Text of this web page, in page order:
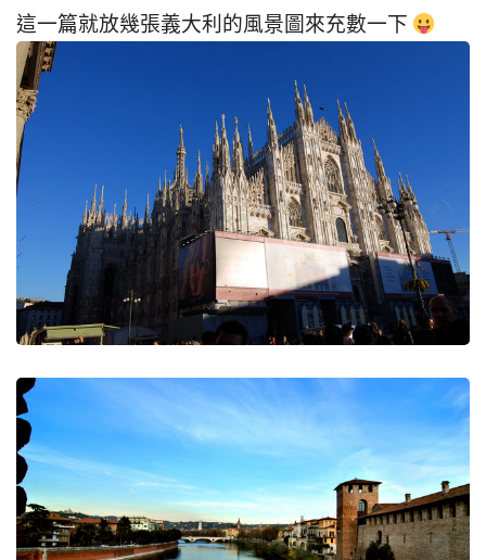
這一篇就放幾張義大利的風景圖來充數一下